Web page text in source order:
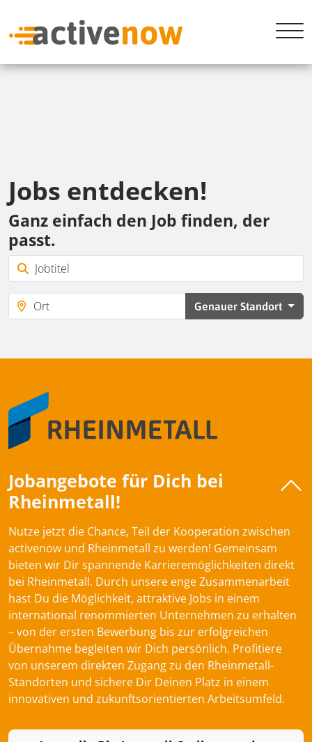
Jobs entdecken!
Ganz einfach den Job finden, der
passt.
Genauer Standort
Jobangebote für Dich bei
Rheinmetall!
Nutze jetzt die Chance, Teil der Kooperation zwischen
activenow und Rheinmetall zu werden! Gemeinsam
bieten wir Dir spannende Karrieremöglichkeiten direkt
bei Rheinmetall. Durch unsere enge Zusammenarbeit
hast Du die Möglichkeit, attraktive Jobs in einem
international renommierten Unternehmen zu erhalten
– von der ersten Bewerbung bis zur erfolgreichen
Übernahme begleiten wir Dich persönlich. Profitiere
von unserem direkten Zugang zu den Rheinmetall-
Standorten und sichere Dir Deinen Platz in einem
innovativen und zukunftsorientierten Arbeitsumfeld.